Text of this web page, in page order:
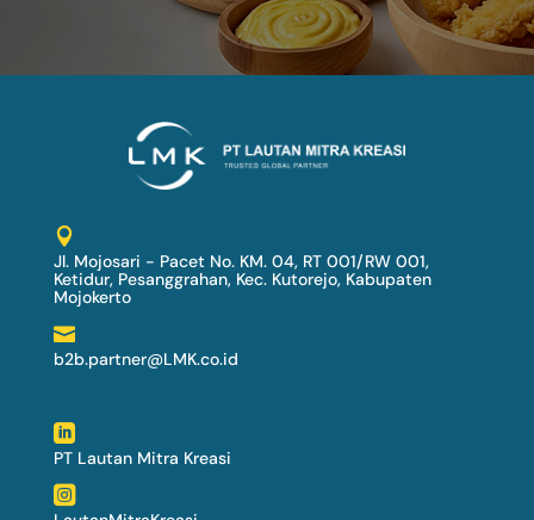

Jl. Mojosari - Pacet No. KM. 04, RT 001/RW 001,
Ketidur, Pesanggrahan, Kec. Kutorejo, Kabupaten
Mojokerto

b2b.partner@LMK.co.id

PT Lautan Mitra Kreasi
